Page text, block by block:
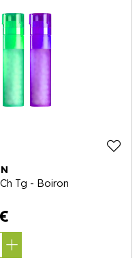
Tg - Boiron